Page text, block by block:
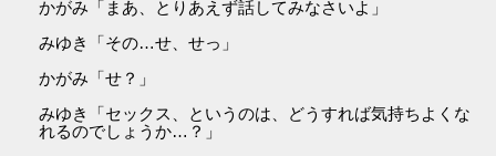
かがみ「まあ、とりあえず話してみなさいよ」
みゆき「その…せ、せっ」
かがみ「せ？」
みゆき「セックス、というのは、どうすれば気持ちよくな
れるのでしょうか…？」